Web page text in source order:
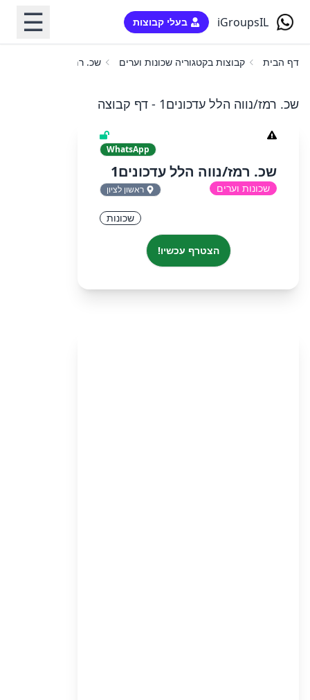
iGroupsIL בעלי קבוצות ☰
דף הבית קבוצות בקטגוריה שכונות וערים שכ. רמז/נווה הלל
שכ. רמז/נווה הלל עדכונים1 - דף קבוצה
WhatsApp
שכ. רמז/נווה הלל עדכונים1
שכונות וערים ראשון לציון
שכונות
הצטרף עכשיו!